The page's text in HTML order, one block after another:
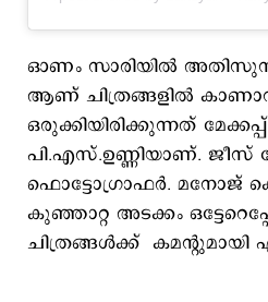
ഓണം സാരിയിൽ
ആണ് ചിത്രങ്ങളിൽ
ഒരുക്കിയിരിക്കുന്നത്
പി.എസ്.ഉണ്ണിയാണ്.
ഫൊട്ടോഗ്രാഫർ. മനോജ്
കുഞ്ഞാറ്റ അടക്കം
ചിത്രങ്ങള്‍ക്ക് കമന്റുമായി